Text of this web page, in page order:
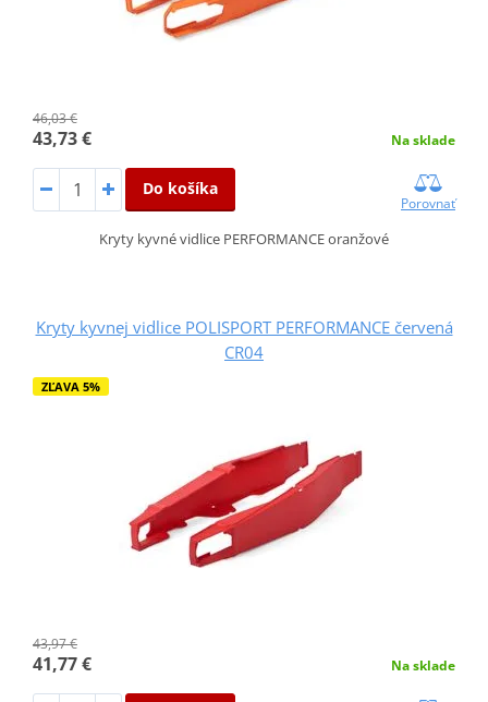
46,03 €
43,73 € Na sklade
Do košíka
Porovnať
Kryty kyvné vidlice PERFORMANCE oranžové
Kryty kyvnej vidlice POLISPORT PERFORMANCE červená
CR04
ZĽAVA 5%
43,97 €
41,77 € Na sklade